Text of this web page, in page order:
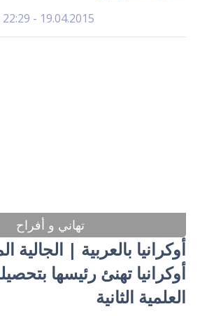
19.04.2015 - 22:29
تهاني و أفراح
أوكرانيا بالعربية |
أوكرانيا تهنئ رئيسها
العلمية الثانية